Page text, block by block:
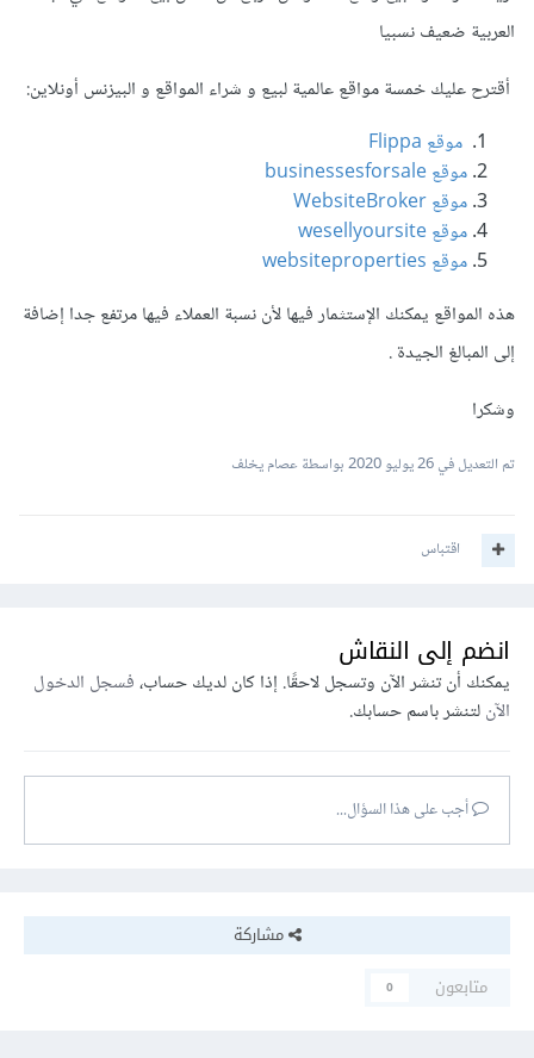
العربية ضعيف نسبيا
أقترح عليك خمسة مواقع عالمية لبيع و شراء المواقع و البيزنس أونلاين:
موقع Flippa
موقع businessesforsale
موقع WebsiteBroker
موقع wesellyoursite
موقع websiteproperties
هذه المواقع يمكنك الإستثمار فيها لأن نسبة العملاء فيها مرتفع جدا إضافة
إلى المبالغ الجيدة .
وشكرا
تم التعديل في26 يوليو 2020 بواسطة عصام يخلف
اقتباس
انضم إلى النقاش
يمكنك أن تنشر الآن وتسجل لاحقًا. إذا كان لديك حساب،فسجل الدخول
الآنلتنشر باسم حسابك.
أجب على هذا السؤال...
مشاركة
متابعون
0